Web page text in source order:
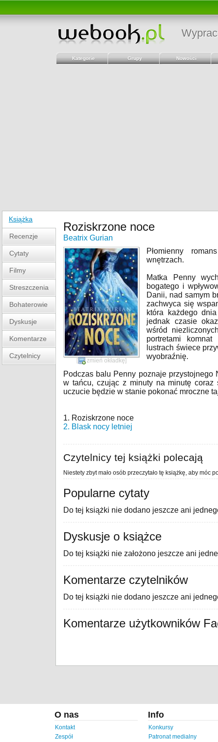
Kategorie Grupy Nowości
Książka
Recenzje
Cytaty
Filmy
Streszczenia
Bohaterowie
Dyskusje
Komentarze
Czytelnicy
Roziskrzone noce
Beatrix Gurian
[ zmień okładkę]
Płomienny
wnętrzach.
Matka Penny
bogatego i
Danii, nad samym
zachwyca się
która każdego
jednak czasie
wśród
portretami
lustrach świece
wyobraźnię.
Podczas balu Penny poznaje
w tańcu, czując z minuty na minutę coraz
uczucie będzie w stanie pokonać mroczne
1. Roziskrzone noce
2. Blask nocy letniej
Czytelnicy tej książki polecają
Niestety zbyt mało osób przeczytało tę książkę, aby móc
Popularne cytaty
Do tej książki nie dodano jeszcze ani
Dyskusje o książce
Do tej książki nie założono jeszcze ani
Komentarze czytelników
Do tej książki nie dodano jeszcze ani
Komentarze użytkowników
O nas
Kontakt
Zespół
Info
Konkursy
Patronat medialny